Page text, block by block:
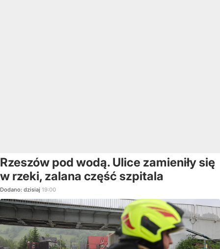
Rzeszów pod wodą. Ulice zamieniły się
w rzeki, zalana część szpitala
Dodano: dzisiaj 19:00